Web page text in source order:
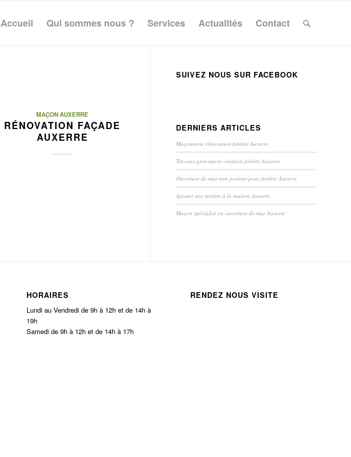
Accueil Qui sommes nous ? Services Actualités Contact
MAÇON AUXERRE
RÉNOVATION FAÇADE
AUXERRE
SUIVEZ NOUS SUR FACEBOOK
DERNIERS ARTICLES
Maçonnerie rénovation fenêtre Auxerre
Travaux gros œuvre création fenêtre Auxerre
Ouverture de mur non porteur pour fenêtre Auxerre
Ajouter une fenêtre à la maison Auxerre
Maçon spécialisé en ouverture de mur Auxerre
HORAIRES
Lundi au Vendredi de 9h à 12h et de 14h à
19h
Samedi de 9h à 12h et de 14h à 17h
RENDEZ NOUS VISITE